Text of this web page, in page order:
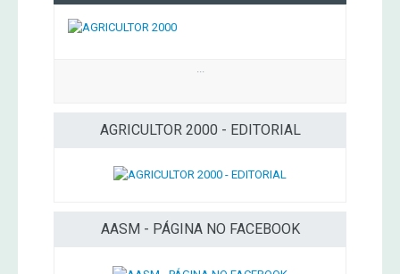
AGRICULTOR 2000 - EDITORIAL
AASM - PÁGINA NO FACEBOOK